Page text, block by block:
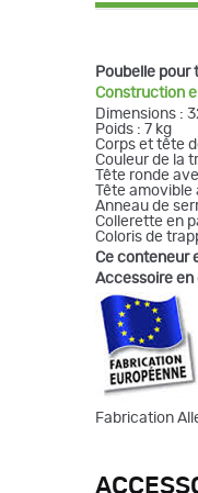
Poubelle pour
Construction
Dimensions :
Poids : 7 kg
Corps et tête
Couleur de la
Tête ronde
Tête
Anneau de
Collerette en
Coloris de
Ce conteneur
Accessoire en
Fabrication